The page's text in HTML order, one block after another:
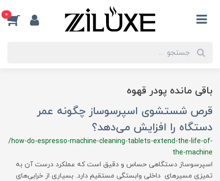
0
باقی مانده پودر قهوه
قرص شستشوی اسپرسوساز چگونه عمر
دستگاه را افزایش می‌دهد؟
/how-do-espresso-machine-cleaning-tablets-extend-the-life-of-
the-machine
اسپرسوساز دستگاهی حساس و دقیق است که عملکرد درست آن به
تمیزی مسیرهای داخلی وابستگی مستقیم دارد. بسیاری از خرابی‌های